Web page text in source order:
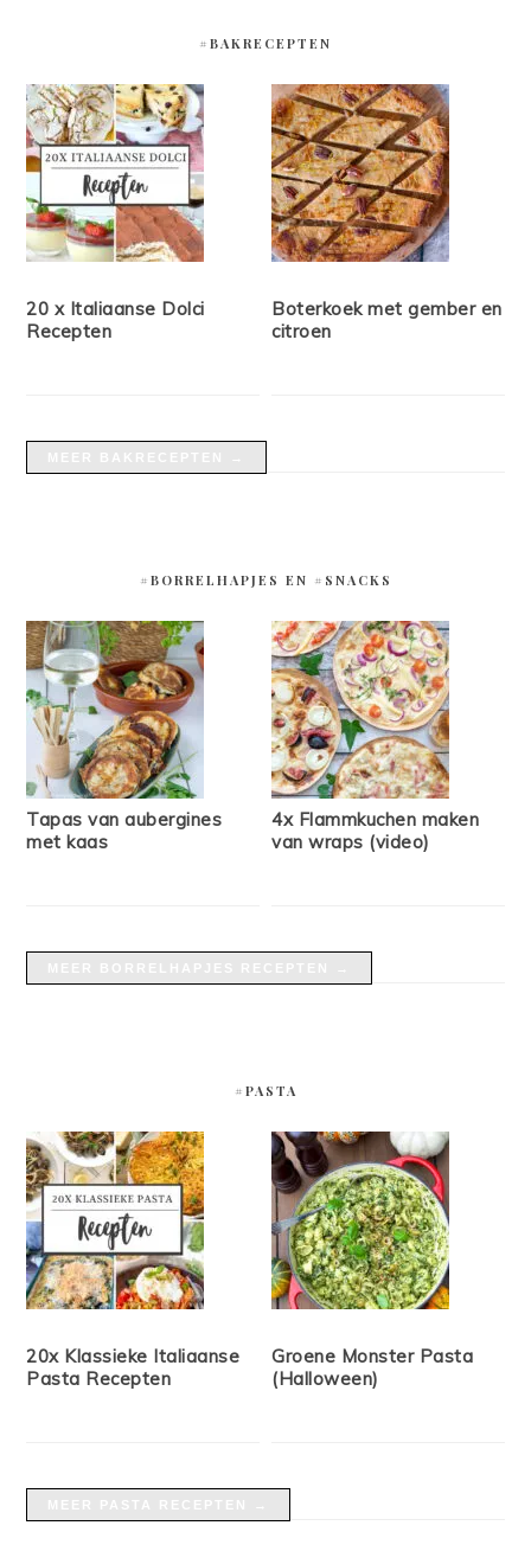
#BAKRECEPTEN
20 x Italiaanse Dolci
Recepten
Boterkoek met gember en
citroen
#BORRELHAPJES EN #SNACKS
Tapas van aubergines
met kaas
4x Flammkuchen maken
van wraps (video)
#PASTA
20x Klassieke Italiaanse
Pasta Recepten
Groene Monster Pasta
(Halloween)